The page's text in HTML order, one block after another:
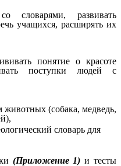
словарями, развивать
учащихся, расширять их
понятие о красоте
поступки людей с
животных (собака, медведь,
словарь для
(Приложение 1) и тесты